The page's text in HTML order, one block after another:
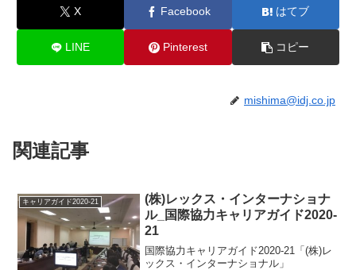
X Facebook はてブ
LINE Pinterest コピー
mishima@idj.co.jp
関連記事
キャリアガイド2020-21
(株)レックス・インターナショナ
ル_国際協力キャリアガイド2020-
21
国際協力キャリアガイド2020-21「(株)レ
ックス・インターナショナル」